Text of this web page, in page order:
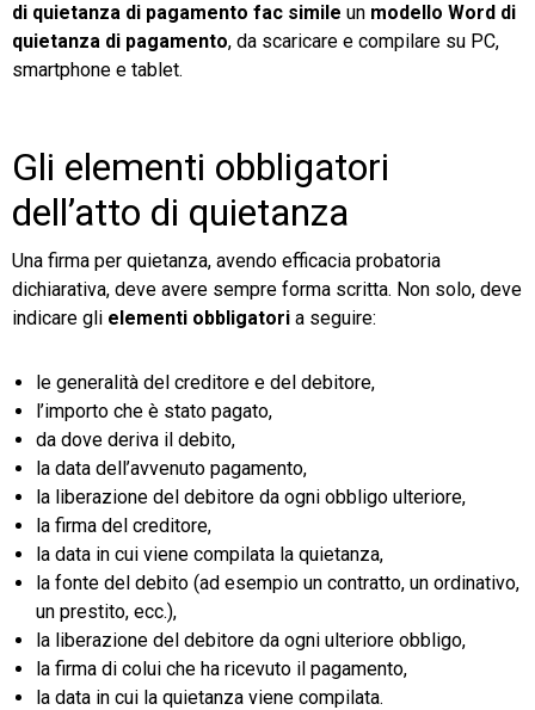
di quietanza di pagamento fac simile un modello Word di
quietanza di pagamento, da scaricare e compilare su PC,
smartphone e tablet.
Gli elementi obbligatori
dell’atto di quietanza
Una firma per quietanza, avendo efficacia probatoria
dichiarativa, deve avere sempre forma scritta. Non solo, deve
indicare gli elementi obbligatori a seguire:
le generalità del creditore e del debitore,
l’importo che è stato pagato,
da dove deriva il debito,
la data dell’avvenuto pagamento,
la liberazione del debitore da ogni obbligo ulteriore,
la firma del creditore,
la data in cui viene compilata la quietanza,
la fonte del debito (ad esempio un contratto, un ordinativo,
un prestito, ecc.),
la liberazione del debitore da ogni ulteriore obbligo,
la firma di colui che ha ricevuto il pagamento,
la data in cui la quietanza viene compilata.